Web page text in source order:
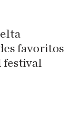
favoritos
festival